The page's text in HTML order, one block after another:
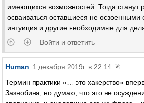
имеющихся возможностей. Тогда станут
осваиваться оставшиеся не освоенными
интуиция и другие необходимые для
Войти и ответить
Human 1 декабря 2019г. в 22:14
Термин практики «… это хакерство»
Зазнобина, но думаю, что это не